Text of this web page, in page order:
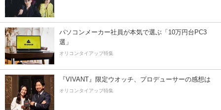
パソコンメーカー社員が本気で選ぶ「10万円台PC3
選」
オリコンタイアップ特集
『VIVANT』限定ウオッチ、プロデューサーの感想は
オリコンタイアップ特集